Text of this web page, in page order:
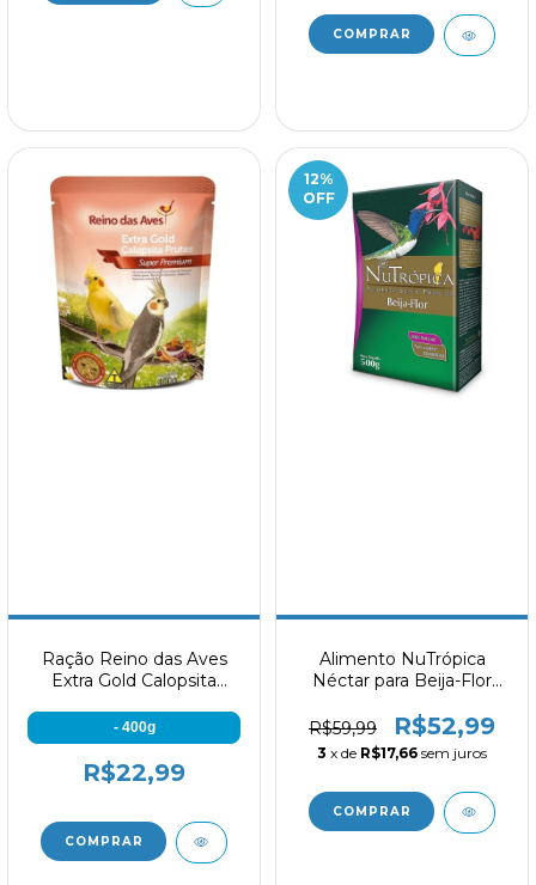
Ração Reino das Aves
Extra Gold Calopsita
- 400g
R$22,99
12%
OFF
Alimento NuTrópica
Néctar para Beija-Flor
R$59,99
R$52,99
3 x de R$17,66 sem juros